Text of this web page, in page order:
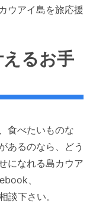
ウアイ島を旅応援
るお手
食べたいものな
あるのなら、どう
になれる島カウア
、
下さい。